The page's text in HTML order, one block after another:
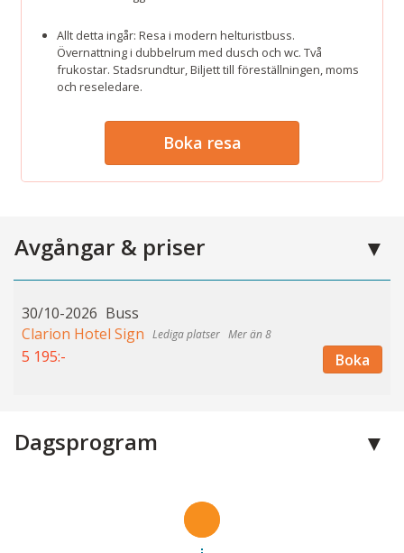
Allt detta ingår: Resa i modern helturistbuss.
Övernattning i dubbelrum med dusch och wc. Två
frukostar. Stadsrundtur, Biljett till föreställningen, moms
och reseledare.
Boka resa
Avgångar & priser
30/10-2026 Buss
Clarion Hotel Sign
Mer än 8
5 195:- Boka
Dagsprogram